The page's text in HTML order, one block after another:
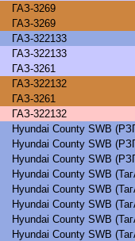
ГАЗ-3269
ГАЗ-3269
ГАЗ-322133
ГАЗ-322133
ГАЗ-3261
ГАЗ-322132
ГАЗ-3261
ГАЗ-322132
Hyundai County SWB
Hyundai County SWB
Hyundai County SWB
Hyundai County SWB
Hyundai County SWB
Hyundai County SWB
Hyundai County SWB
Hyundai County SWB